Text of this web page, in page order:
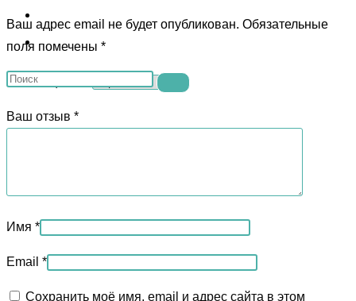
по
сайту
Поиск
сайте
Ваш адрес email не будет опубликован. Обязательные
поля помечены *
Ваша оценка
Ваш отзыв *
Имя *
Email *
Сохранить моё имя, email и адрес сайта в этом